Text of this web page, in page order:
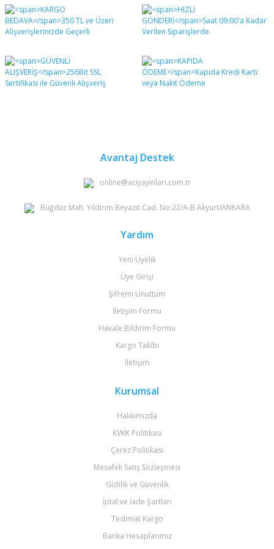
Bu ürüne ilk yorumu siz yapın!
Yorum Yaz
Bu ürünün fiyat bilgisi, resim, ürün açıklamalarında ve
diğer konularda yetersiz gördüğünüz noktaları öneri
formunu kullanarak tarafımıza iletebilirsiniz.
Görüş ve önerileriniz için teşekkür ederiz.
Ürün resmi kalitesiz, bozuk veya görüntülenemiyor.
Ürün açıklamasında eksik bilgiler bulunuyor.
Avantaj Destek
online@aciyayinlari.com.tr
Büğdüz Mah. Yıldırım Beyazıt Cad. No:22/A-B Akyurt/ANKARA
Yardım
Yeni Üyelik
Üye Girişi
Şifremi Unuttum
İletişim Formu
Havale Bildirim Formu
Kargo Takibi
İletişim
Kurumsal
Hakkımızda
KVKK Politikası
Çerez Politikası
Mesafeli Satış Sözleşmesi
Gizlilik ve Güvenlik
İptal ve İade Şartları
Teslimat Kargo
Banka Hesaplarımız